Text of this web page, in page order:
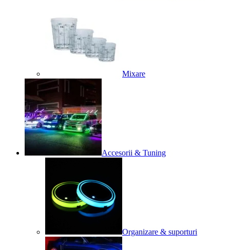
Mixare
Accesorii & Tuning
Organizare & suporturi